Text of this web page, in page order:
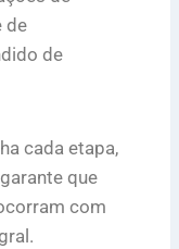
de
de
cada etapa,
que
com